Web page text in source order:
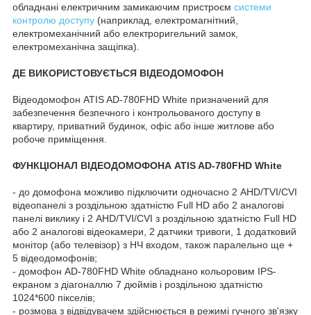
обладнані електричним замикаючим пристроєм системи
контролю доступу (наприклад, електромагнітний,
електромеханічний або електроригельний замок,
електромеханічна защіпка).
ДЕ ВИКОРИСТОВУЄТЬСЯ ВІДЕОДОМОФОН
Відеодомофон ATIS AD-780FHD White призначений для
забезпечення безпечного і контрольованого доступу в
квартиру, приватний будинок, офіс або інше житлове або
робоче приміщення.
ФУНКЦІОНАЛ ВІДЕОДОМОФОНА ATIS AD-780FHD White
- до домофона можливо підключити одночасно 2 AHD/TVI/CVI
відеопанелі з роздільною здатністю Full HD або 2 аналогові
панелі виклику і 2 AHD/TVI/CVI з роздільною здатністю Full HD
або 2 аналогові відеокамери, 2 датчики тривоги, 1 додатковий
монітор (або телевізор) з НЧ входом, також паралельно ще +
5 відеодомофонів;
- домофон AD-780FHD White обладнано кольоровим IPS-
екраном з діагоналлю 7 дюймів і роздільною здатністю
1024*600 пікселів;
- розмова з відвідувачем здійснюється в режимі гучного зв'язку